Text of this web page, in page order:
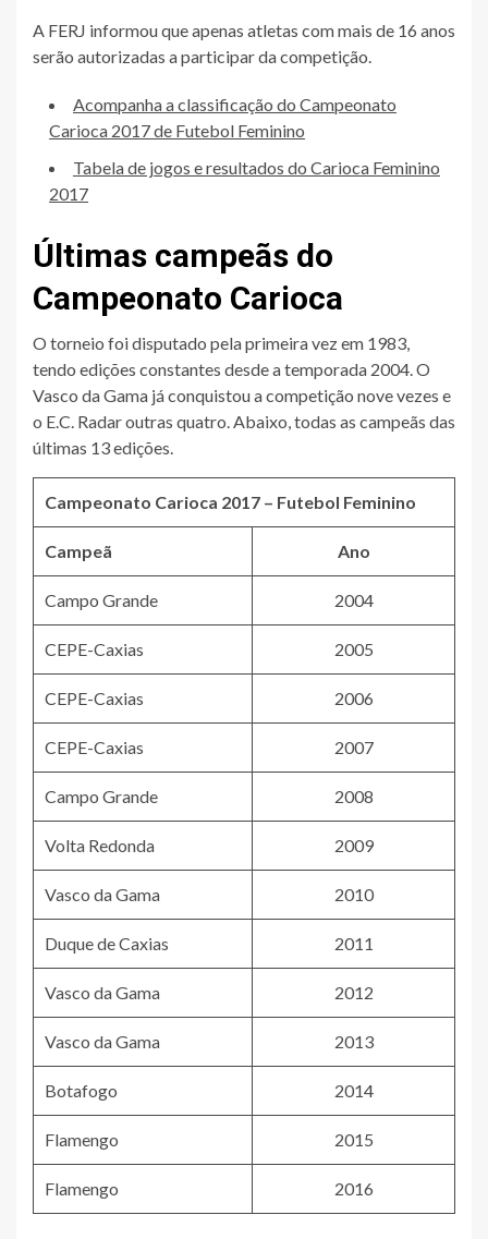
A FERJ informou que apenas atletas com mais de 16 anos
serão autorizadas a participar da competição.
Acompanha a classificação do Campeonato
Carioca 2017 de Futebol Feminino
Tabela de jogos e resultados do Carioca Feminino
2017
Últimas campeãs do
Campeonato Carioca
O torneio foi disputado pela primeira vez em 1983,
tendo edições constantes desde a temporada 2004. O
Vasco da Gama já conquistou a competição nove vezes e
o E.C. Radar outras quatro. Abaixo, todas as campeãs das
últimas 13 edições.
Campeonato Carioca 2017 – Futebol Feminino
Campeã Ano
Campo Grande 2004
CEPE-Caxias 2005
CEPE-Caxias 2006
CEPE-Caxias 2007
Campo Grande 2008
Volta Redonda 2009
Vasco da Gama 2010
Duque de Caxias 2011
Vasco da Gama 2012
Vasco da Gama 2013
Botafogo 2014
Flamengo 2015
Flamengo 2016